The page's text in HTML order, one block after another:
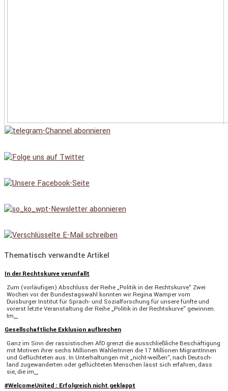
Thematisch verwandte Artikel
In der Rechtskurve verunfallt
Zum (vorläu­figen) Abschluss der Reihe „Politik in der Rechts­kurve“ Zwei
Wochen vor der Bundes­tags­wahl konnten wir Regina Wamper vom
Duisburger Institut für Sprach- und Sozial­for­schung für unsere fünfte und
vorerst letzte Veran­stal­tung der Reihe „Politik in der Rechts­kurve“ gewinnen.
Im…
Gesellschaftliche Exklusion aufbrechen
Ganz im Sinn der rassis­ti­schen AfD grenzt die ausschließ­liche Beschäf­ti­gung
mit Motiven ihrer sechs Millionen Wähle­rInnen die 17 Millionen Migran­tInnen
und Geflüch­teten aus. In Unter­hal­tungen mit „nicht-weißen“, nach Deutsch­
land zugewan­derten oder geflüch­teten Menschen lässt sich erfahren, dass
sie, die im…
#WelcomeUnited : Erfolgreich nicht geklappt